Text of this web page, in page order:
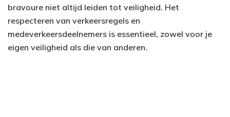
bravoure niet altijd leiden tot veiligheid. Het
respecteren van verkeersregels en
medeverkeersdeelnemers is essentieel, zowel voor je
eigen veiligheid als die van anderen.